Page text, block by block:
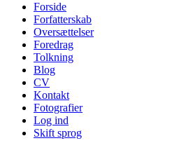
Forside
Forfatterskab
Oversættelser
Foredrag
Tolkning
Blog
CV
Kontakt
Fotografier
Log ind
Skift sprog